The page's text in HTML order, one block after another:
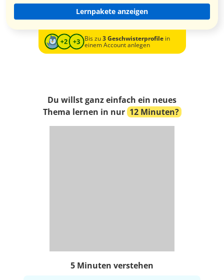
Lernpakete anzeigen
Bis zu3 Geschwisterprofilein
einem Account anlegen
Du willst ganz einfach ein neues
Thema lernen in nur 12 Minuten?
5 Minuten verstehen